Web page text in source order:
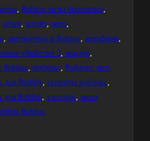
, Roblox читы бесплатно
script, scripts, авто
, автоматика в Roblox, автофарм
убийство 2, мардер
Roblox, роблокс, Роблокс чит-
для Roblox, скрипты роблокс
для Roblox, хэллуин, читы
Roblox